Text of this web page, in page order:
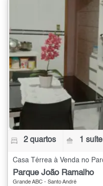
2 quartos 1 suíte
Parque João Ramalho
Grande ABC - Santo André